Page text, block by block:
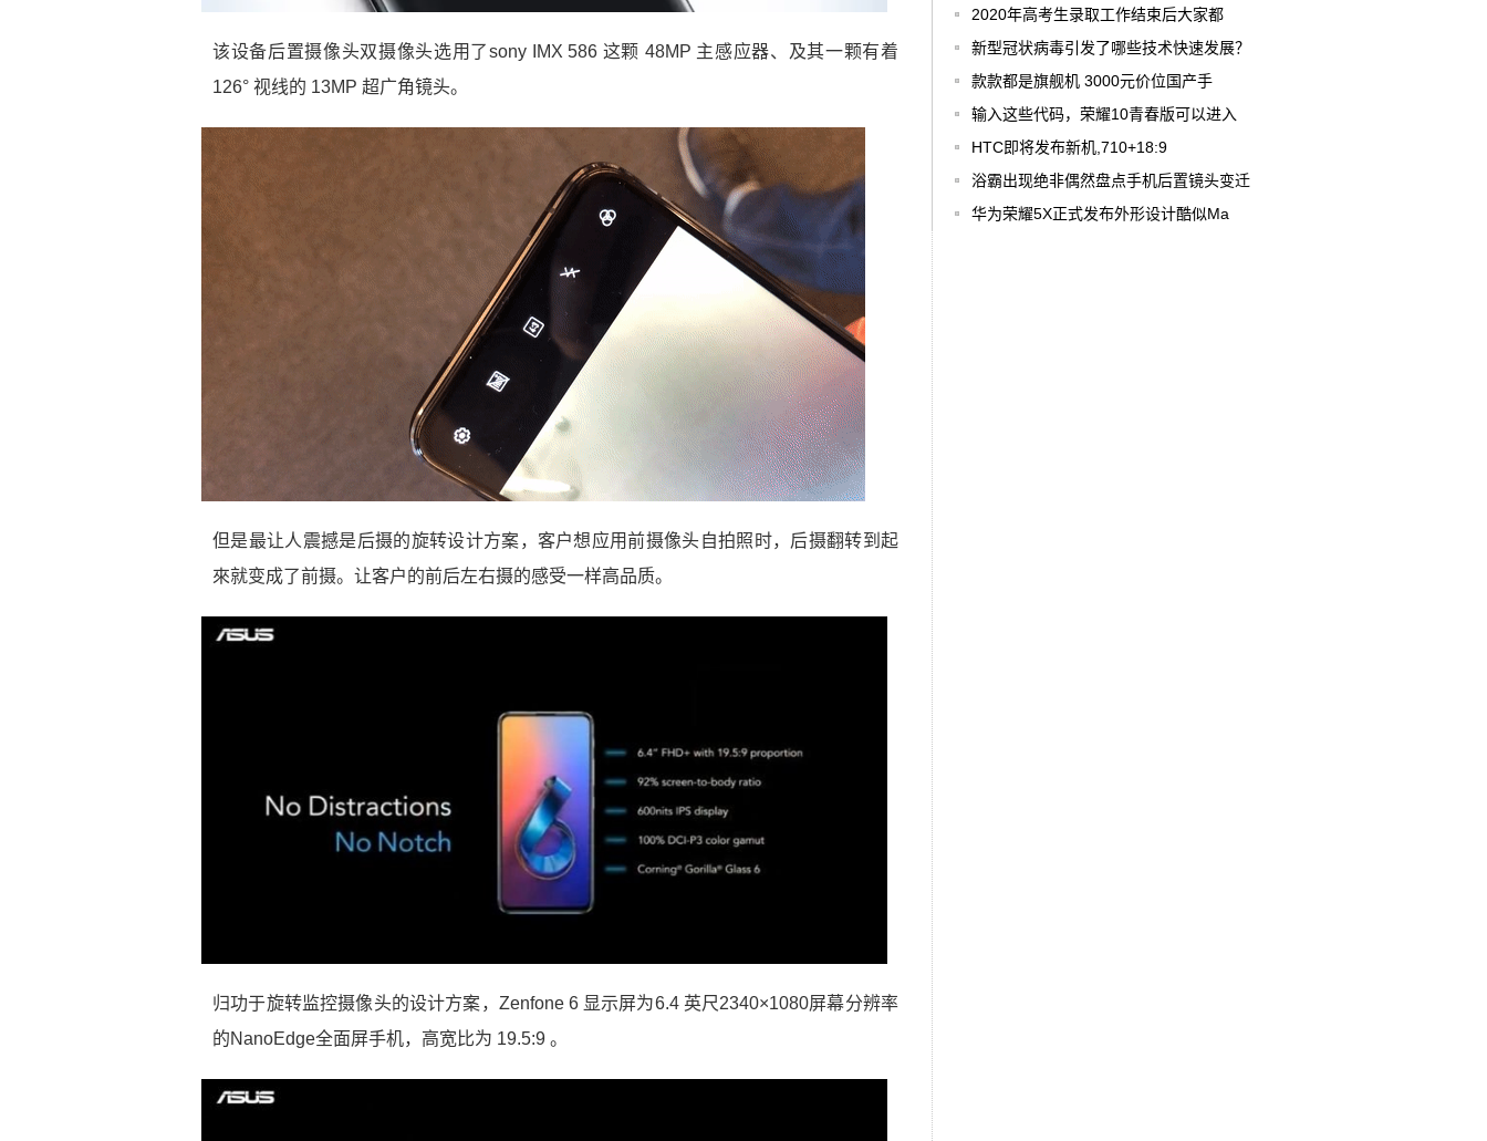
该设备后置摄像头双摄像头选用了sony IMX 586 这颗 48MP 主感应器、及其一颗有着
126° 视线的 13MP 超广角镜头。
但是最让人震撼是后摄的旋转设计方案，客户想应用前摄像头自拍照时，后摄翻转到起
來就变成了前摄。让客户的前后左右摄的感受一样高品质。
归功于旋转监控摄像头的设计方案，Zenfone 6 显示屏为6.4 英尺2340×1080屏幕分辨率
的NanoEdge全面屏手机，高宽比为 19.5:9 。
2020年高考生录取工作结束后大家都
新型冠状病毒引发了哪些技术快速发展？
款款都是旗舰机 3000元价位国产手
输入这些代码，荣耀10青春版可以进入
HTC即将发布新机,710+18:9
浴霸出现绝非偶然盘点手机后置镜头变迁
华为荣耀5X正式发布外形设计酷似Ma